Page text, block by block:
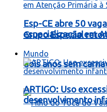
Grupo Especial
dois anos sem
Esp-CE abre 50
especialização em
Mundo
ARTIGO: Uso
desenvolvimento